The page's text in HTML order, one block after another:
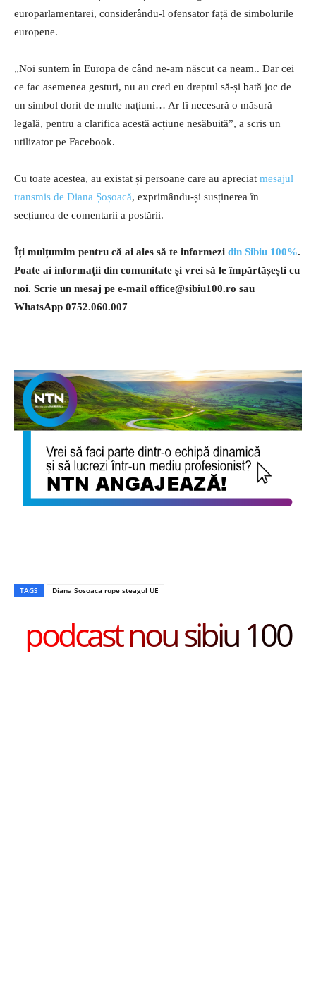
europarlamentarei, considerându-l ofensator față de simbolurile
europene.
„Noi suntem în Europa de când ne-am născut ca neam.. Dar cei
ce fac asemenea gesturi, nu au cred eu dreptul să-și bată joc de
un simbol dorit de multe națiuni… Ar fi necesară o măsură
legală, pentru a clarifica acestă acțiune nesăbuită”, a scris un
utilizator pe Facebook.
Cu toate acestea, au existat și persoane care au apreciat mesajul
transmis de Diana Șoșoacă, exprimându-și susținerea în
secțiunea de comentarii a postării.
Îți mulțumim pentru că ai ales să te informezi din Sibiu 100%.
Poate ai informații din comunitate și vrei să le împărtășești cu
noi. Scrie un mesaj pe e-mail office@sibiu100.ro sau
WhatsApp 0752.060.007
TAGS Diana Sosoaca rupe steagul UE
podcast nou sibiu 100